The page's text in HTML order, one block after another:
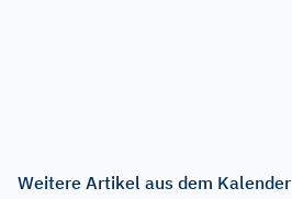
Weitere Artikel aus dem Kalender